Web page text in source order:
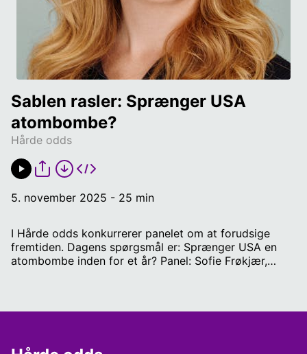
Hårde odds
Sablen rasler: Sprænger USA
atombombe?
5. november 2025 - 25 min
I Hårde odds konkurrerer panelet om at forudsige
fremtiden. Dagens spørgsmål er: Sprænger USA en
atombombe inden for et år? Panel: Sofie Frøkjær,
Aarhus Universitet Claus Ekstrøm, professor i